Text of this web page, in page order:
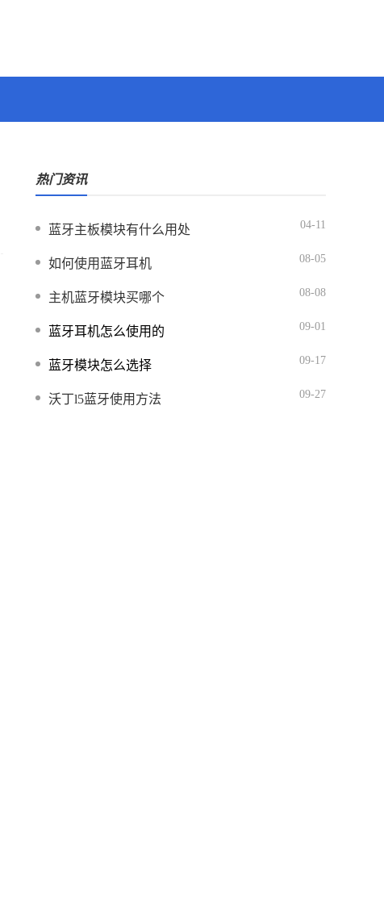
热门资讯
蓝牙主板模块有什么用处 04-11
如何使用蓝牙耳机 08-05
主机蓝牙模块买哪个 08-08
蓝牙耳机怎么使用的 09-01
蓝牙模块怎么选择 09-17
沃丁l5蓝牙使用方法 09-27